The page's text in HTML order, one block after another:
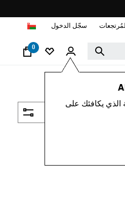
المُرتجعات سجّل الدخول
0
الذي يكافئك على